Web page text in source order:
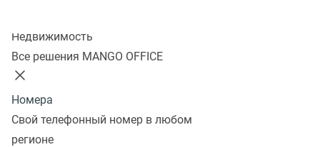
Недвижимость
Все решения MANGO OFFICE
Номера
Свой телефонный номер в любом
регионе
Нас выбирают HR-отделы